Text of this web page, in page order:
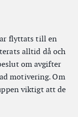
flyttats till en
alltid då och
om avgifter
motivering. Om
viktigt att de